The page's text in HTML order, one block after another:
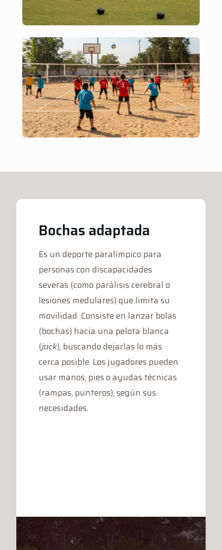
Bochas adaptada
Es un deporte paralímpico para
personas con discapacidades
severas (como parálisis cerebral o
lesiones medulares) que limita su
movilidad. Consiste en lanzar bolas
(bochas) hacia una pelota blanca
(jack), buscando dejarlas lo más
cerca posible. Los jugadores pueden
usar manos, pies o ayudas técnicas
(rampas, punteros), según sus
necesidades.